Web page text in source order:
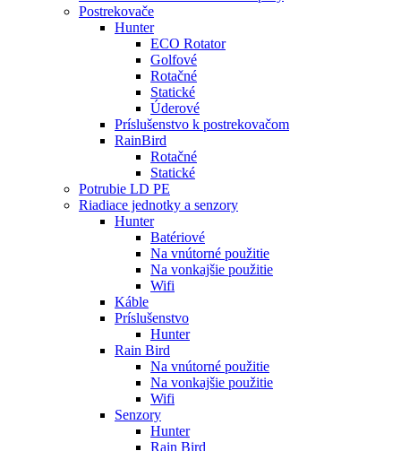
Postrekovače
Hunter
ECO Rotator
Golfové
Rotačné
Statické
Úderové
Príslušenstvo k postrekovačom
RainBird
Rotačné
Statické
Potrubie LD PE
Riadiace jednotky a senzory
Hunter
Batériové
Na vnútorné použitie
Na vonkajšie použitie
Wifi
Káble
Príslušenstvo
Hunter
Rain Bird
Na vnútorné použitie
Na vonkajšie použitie
Wifi
Senzory
Hunter
Rain Bird